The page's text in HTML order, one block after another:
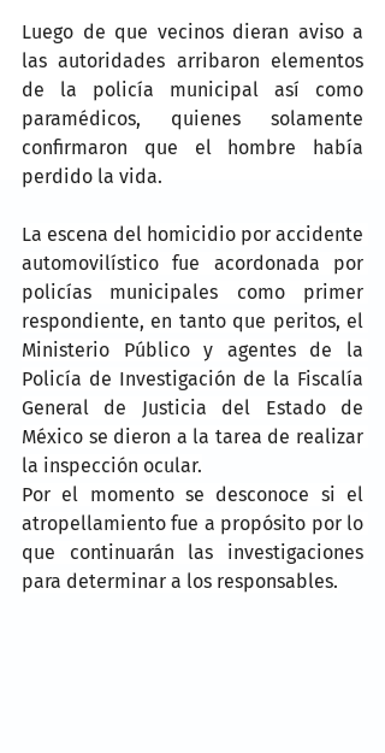
Luego de que vecinos dieran aviso a
las autoridades arribaron elementos
de la policía municipal así como
paramédicos, quienes solamente
confirmaron que el hombre había
perdido la vida.
La escena del homicidio por accidente
automovilístico fue acordonada por
policías municipales como primer
respondiente, en tanto que peritos, el
Ministerio Público y agentes de la
Policía de Investigación de la Fiscalía
General de Justicia del Estado de
México se dieron a la tarea de realizar
la inspección ocular.
Por el momento se desconoce si el
atropellamiento fue a propósito por lo
que continuarán las investigaciones
para determinar a los responsables.